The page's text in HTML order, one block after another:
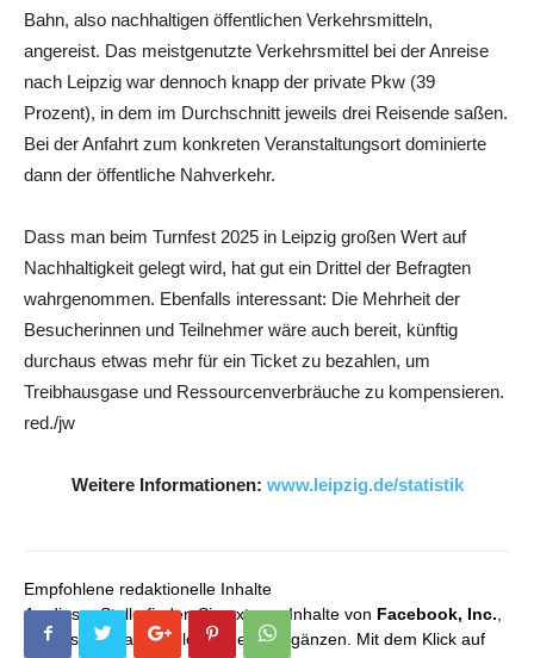
Bahn, also nachhaltigen öffentlichen Verkehrsmitteln,
angereist. Das meistgenutzte Verkehrsmittel bei der Anreise
nach Leipzig war dennoch knapp der private Pkw (39
Prozent), in dem im Durchschnitt jeweils drei Reisende saßen.
Bei der Anfahrt zum konkreten Veranstaltungsort dominierte
dann der öffentliche Nahverkehr.
Dass man beim Turnfest 2025 in Leipzig großen Wert auf
Nachhaltigkeit gelegt wird, hat gut ein Drittel der Befragten
wahrgenommen. Ebenfalls interessant: Die Mehrheit der
Besucherinnen und Teilnehmer wäre auch bereit, künftig
durchaus etwas mehr für ein Ticket zu bezahlen, um
Treibhausgase und Ressourcenverbräuche zu kompensieren.
red./jw
Weitere Informationen: www.leipzig.de/statistik
Empfohlene redaktionelle Inhalte
An dieser Stelle finden Sie externe Inhalte von Facebook, Inc.
die unser redaktionelles Angebot ergänzen. Mit dem Klick auf